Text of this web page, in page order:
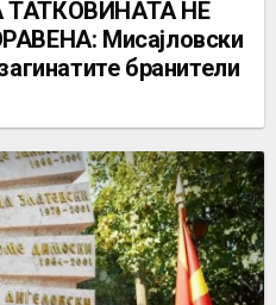
НЕ
Мисајловски
бранители